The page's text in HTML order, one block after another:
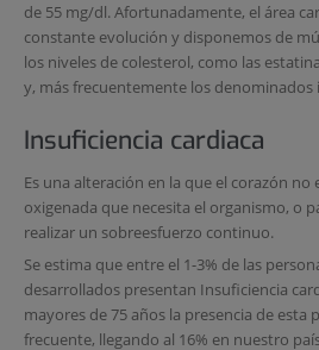
de 55 mg/dl. Afortunadamente, el área
constante evolución y disponemos de
los niveles de colesterol, como las
y, más frecuentemente los denominados
Insuficiencia cardiaca
Es una alteración en la que el corazón no
oxigenada que necesita el organismo, o
realizar un sobreesfuerzo continuo.
Se estima que entre el 1-3% de las
desarrollados presentan Insuficiencia
mayores de 75 años la presencia de esta
frecuente, llegando al 16% en nuestro